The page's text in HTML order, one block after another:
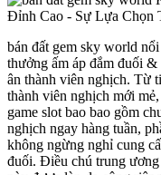
bán đất gem sky world
thưởng ấm áp đắm đuối
ân thành viên nghịch. Từ
thành viên nghịch mới
game slot bao bao gồm
nghịch ngay hàng tuần,
không ngừng nghỉ cung
đuối. Điều chú trung